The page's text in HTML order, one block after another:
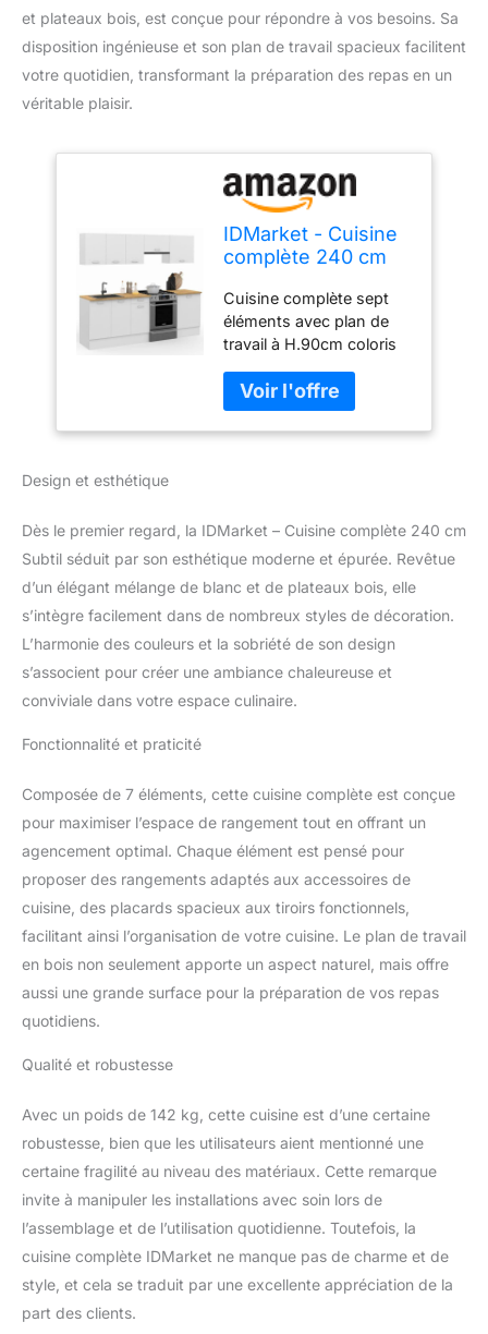
et plateaux bois, est conçue pour répondre à vos besoins. Sa
disposition ingénieuse et son plan de travail spacieux facilitent
votre quotidien, transformant la préparation des repas en un
véritable plaisir.
IDMarket - Cuisine
complète 240 cm
Travail 7 éléments
Blanc et Plateaux
Bois
Cuisine complète sept
éléments avec plan de
travail à H.90cm coloris
éléments bas avec plan
de travail recoupable et 4
éléments hauts de 32 cm
cuisine ultra
fonctionnelle Structure
des éléments et façades
en PB - Plan de travail de
2.5 cm d'épaisseur 3
éléments bas de 48 cm
de profondeur + 4
de profondeur + plan de
Design et esthétique
Dès le premier regard, la IDMarket – Cuisine complète 240 cm
Subtil séduit par son esthétique moderne et épurée. Revêtue
d’un élégant mélange de blanc et de plateaux bois, elle
s’intègre facilement dans de nombreux styles de décoration.
L’harmonie des couleurs et la sobriété de son design
s’associent pour créer une ambiance chaleureuse et
conviviale dans votre espace culinaire.
Fonctionnalité et praticité
Composée de 7 éléments, cette cuisine complète est conçue
pour maximiser l’espace de rangement tout en offrant un
agencement optimal. Chaque élément est pensé pour
proposer des rangements adaptés aux accessoires de
cuisine, des placards spacieux aux tiroirs fonctionnels,
facilitant ainsi l’organisation de votre cuisine. Le plan de travail
en bois non seulement apporte un aspect naturel, mais offre
aussi une grande surface pour la préparation de vos repas
quotidiens.
Qualité et robustesse
Avec un poids de 142 kg, cette cuisine est d’une certaine
robustesse, bien que les utilisateurs aient mentionné une
certaine fragilité au niveau des matériaux. Cette remarque
invite à manipuler les installations avec soin lors de
l’assemblage et de l’utilisation quotidienne. Toutefois, la
cuisine complète IDMarket ne manque pas de charme et de
style, et cela se traduit par une excellente appréciation de la
part des clients.